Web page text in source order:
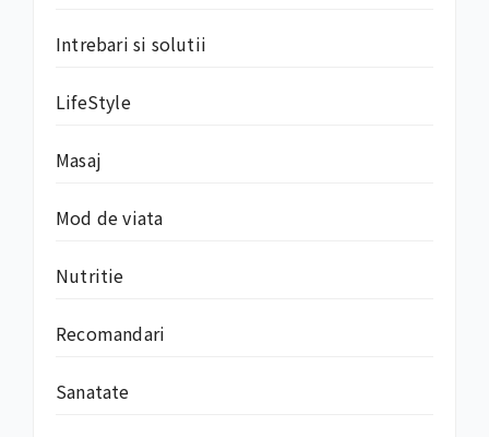
Intrebari si solutii
LifeStyle
Masaj
Mod de viata
Nutritie
Recomandari
Sanatate